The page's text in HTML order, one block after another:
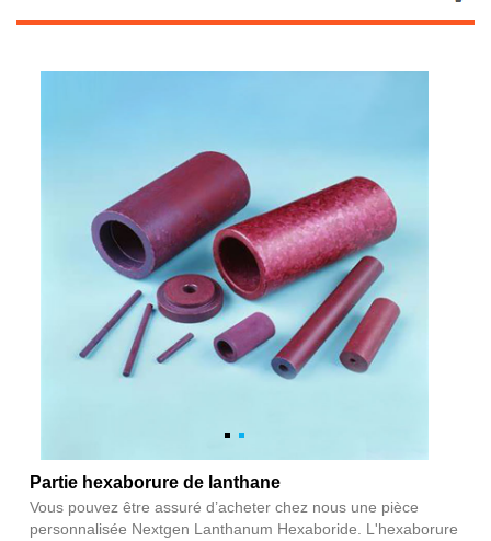
Partie hexaborure de lanthane
Vous pouvez être assuré d’acheter chez nous une pièce
personnalisée Nextgen Lanthanum Hexaboride. L'hexaborure